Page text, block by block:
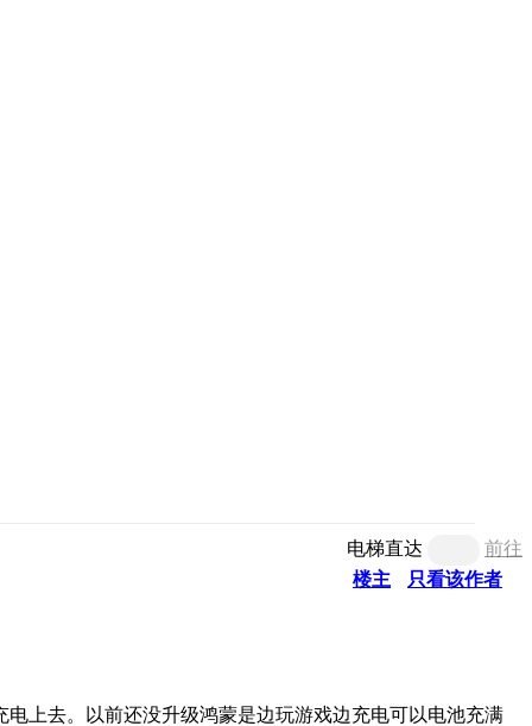
电梯直达
前往
楼主
只看该作者
上去。以前还没升级鸿蒙是边玩游戏边充电可以电池充满